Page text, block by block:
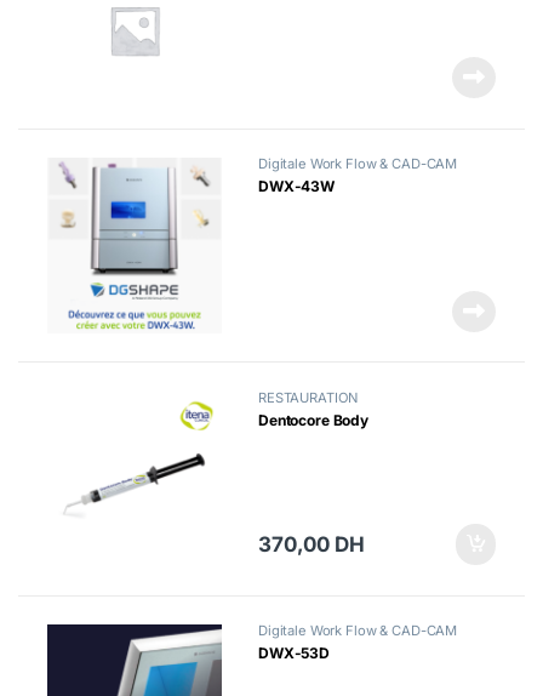
Digitale Work Flow & CAD-CAM
DWX-43W
RESTAURATION
Dentocore Body
370,00 DH
Digitale Work Flow & CAD-CAM
DWX-53D